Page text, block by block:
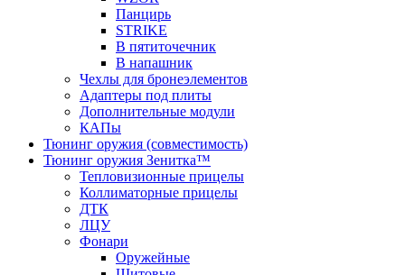
Панцирь
STRIKE
В пятиточечник
В напашник
Чехлы для бронеэлементов
Адаптеры под плиты
Дополнительные модули
КАПы
Тюнинг оружия (совместимость)
Тюнинг оружия Зенитка™
Тепловизионные прицелы
Коллиматорные прицелы
ДТК
ЛЦУ
Фонари
Оружейные